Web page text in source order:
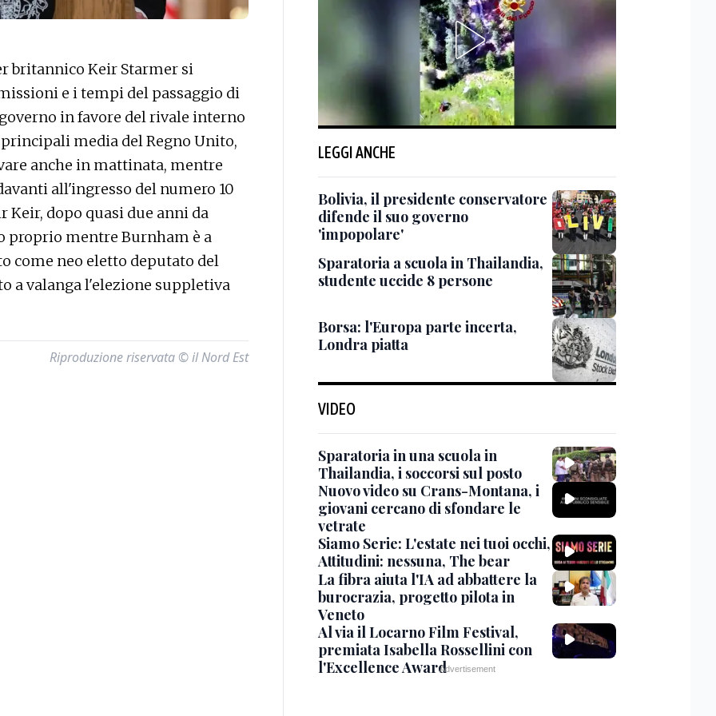
britannico Keir Starmer si
e i tempi del passaggio di
in favore del rivale interno
media del Regno Unito,
anche in mattinata, mentre
all'ingresso del numero 10
Keir, dopo quasi due anni da
mentre Burnham è a
come neo eletto deputato del
a valanga l'elezione suppletiva
Riproduzione riservata © il Nord Est
LEGGI ANCHE
Bolivia, il presidente conservatore
difende il suo governo
'impopolare'
Sparatoria a scuola in Thailandia,
studente uccide 8 persone
Borsa: l'Europa parte incerta,
Londra piatta
VIDEO
Sparatoria in una scuola in
Thailandia, i soccorsi sul posto
Nuovo video su Crans-Montana, i
giovani cercano di sfondare le
vetrate
Siamo Serie: L'estate nei tuoi occhi,
Attitudini: nessuna, The bear
La fibra aiuta l'IA ad abbattere la
burocrazia, progetto pilota in
Veneto
Al via il Locarno Film Festival,
premiata Isabella Rossellini con
l'Excellence Award